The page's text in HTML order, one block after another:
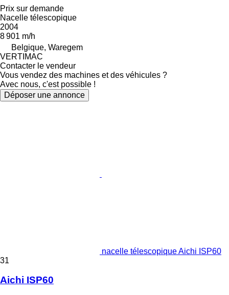
Prix sur demande
Nacelle télescopique
2004
8 901 m/h
Belgique, Waregem
VERTIMAC
Contacter le vendeur
Vous vendez des machines et des véhicules ?
Avec nous, c'est possible !
Déposer une annonce
nacelle télescopique Aichi ISP60
31
Aichi ISP60